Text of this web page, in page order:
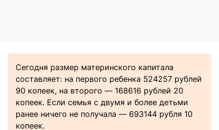
Сегодня размер материнского капитала
составляет: на первого ребенка 524257 рублей
90 копеек, на второго — 168616 рублей 20
копеек. Если семья с двумя и более детьми
ранее ничего не получала — 693144 рубля 10
копеек.